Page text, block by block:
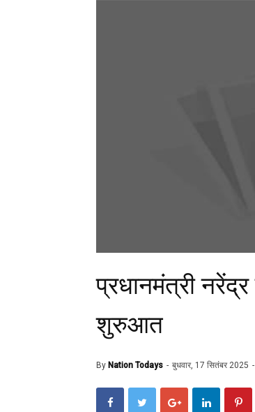
प्रधानमंत्री
शुरुआत
By Nation Todays बुधवार, 17 सितंबर 2025